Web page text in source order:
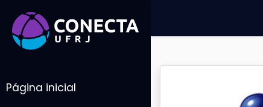
Página inicial